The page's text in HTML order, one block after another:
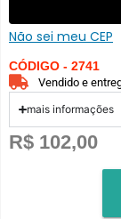
Não sei meu CEP
CÓDIGO - 2741
Vendido e
mais informações
R$ 102,00